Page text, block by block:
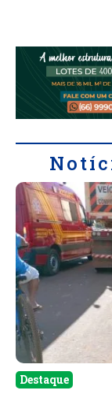
Destaque